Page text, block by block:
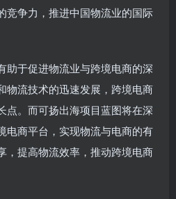
竞争力，推进中国物流业的国际
助于促进物流业与跨境电商的深
物流技术的迅速发展，跨境电商
点。而可扬出海项目蓝图将在深
电商平台，实现物流与电商的有
，提高物流效率，推动跨境电商